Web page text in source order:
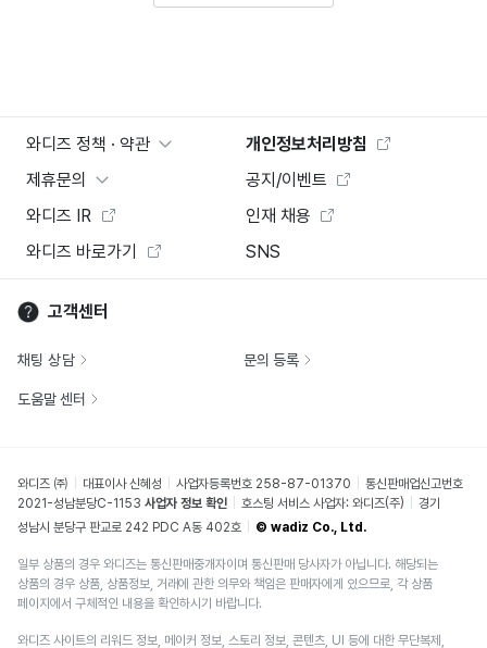
와디즈 정책 · 약관
개인정보처리방침
제휴문의
공지/이벤트
와디즈 IR
인재 채용
와디즈 바로가기
SNS
고객센터
채팅 상담 문의 등록
도움말 센터
와디즈 ㈜ 대표이사 신혜성 사업자등록번호 258-87-01370
통신판매업신고번호
2021-성남분당C-1153 사업자 정보 확인 호스팅 서비스 사업자: 와디즈(주)
경기
성남시 분당구 판교로 242 PDC A동 402호
© wadiz Co., Ltd.
일부 상품의 경우 와디즈는 통신판매중개자이며 통신판매 당사자가 아닙니다. 해당되는
상품의 경우 상품, 상품정보, 거래에 관한 의무와 책임은 판매자에게 있으므로, 각 상품
페이지에서 구체적인 내용을 확인하시기 바랍니다.
와디즈 사이트의 리워드 정보, 메이커 정보, 스토리 정보, 콘텐츠, UI 등에 대한 무단복제,